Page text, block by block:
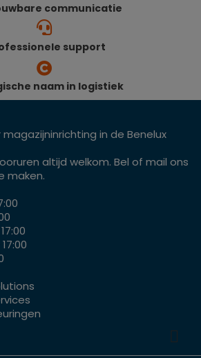
communicatie
support
naam in logistiek
in de Benelux
altijd welkom. Bel of mail ons
maken.
